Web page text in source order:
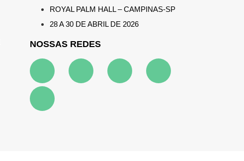
ROYAL PALM HALL – CAMPINAS-SP
28 A 30 DE ABRIL DE 2026
NOSSAS REDES